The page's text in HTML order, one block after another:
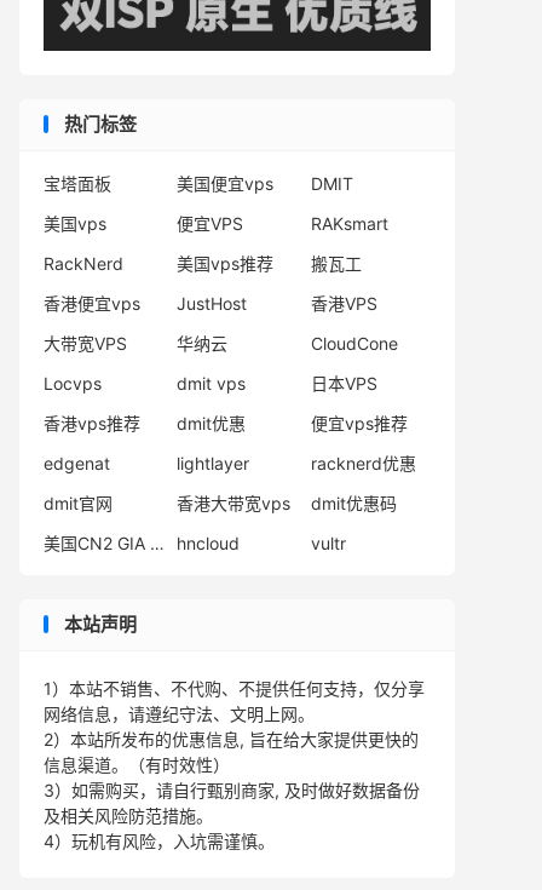
热门标签
宝塔面板 美国便宜vps
DMIT
美国vps
便宜VPS
RAKsmart
RackNerd
美国vps推荐
搬瓦工
香港便宜vps
JustHost
香港VPS
大带宽VPS
华纳云
CloudCone
Locvps
dmit vps
日本VPS
香港vps推荐
dmit优惠
便宜vps推荐
edgenat
lightlayer
racknerd优惠
dmit官网
香港大带宽vps
dmit优惠码
美国CN2 GIA VPS
hncloud vultr
本站声明
1）本站不销售、不代购、不提供任何支持，仅分享
网络信息，请遵纪守法、文明上网。
2）本站所发布的优惠信息, 旨在给大家提供更快的
信息渠道。（有时效性）
3）如需购买，请自行甄别商家, 及时做好数据备份
及相关风险防范措施。
4）玩机有风险，入坑需谨慎。